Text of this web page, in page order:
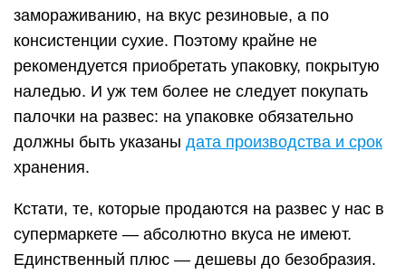
замораживанию, на вкус резиновые, а по
консистенции сухие. Поэтому крайне не
рекомендуется приобретать упаковку, покрытую
наледью. И уж тем более не следует покупать
палочки на развес: на упаковке обязательно
должны быть указаны дата производства и срок
хранения.
Кстати, те, которые продаются на развес у нас в
супермаркете — абсолютно вкуса не имеют.
Единственный плюс — дешевы до безобразия.